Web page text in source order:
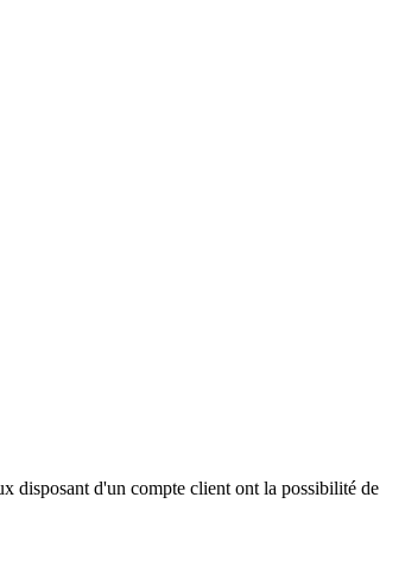
disposant d'un compte client ont la possibilité de